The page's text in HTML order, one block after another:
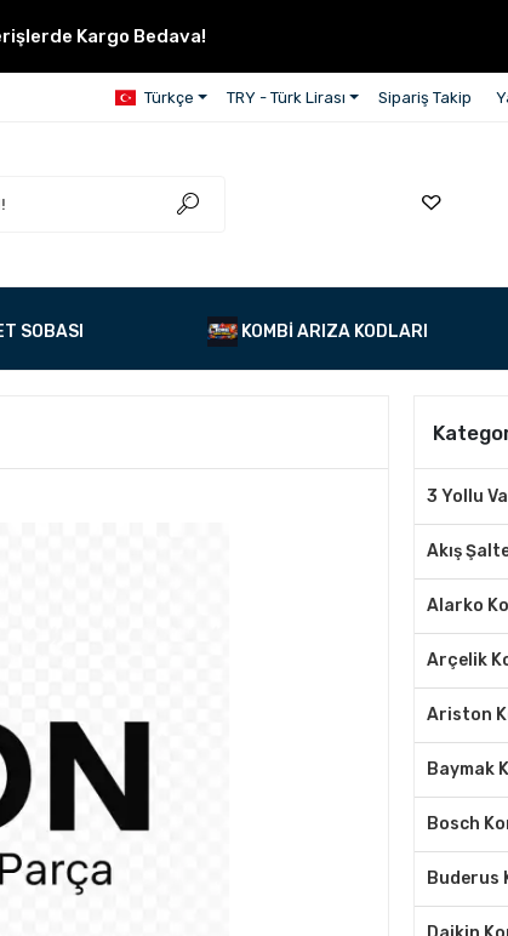
Kargo Bedava!
Türkçe TRY - Türk Lirası Sipariş Takip
SOBASI KOMBİ ARIZA KODLARI
3 Yollu
Akış
Alarko
Arçelik
Ariston
Baymak
Bosch
Buderus